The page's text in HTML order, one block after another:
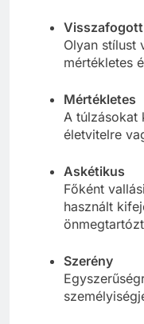
Visszafogott
Olyan stílust
mértékletes
Mértékletes
A túlzásokat
életvitelre
Askétikus
Főként
használt
Szerény